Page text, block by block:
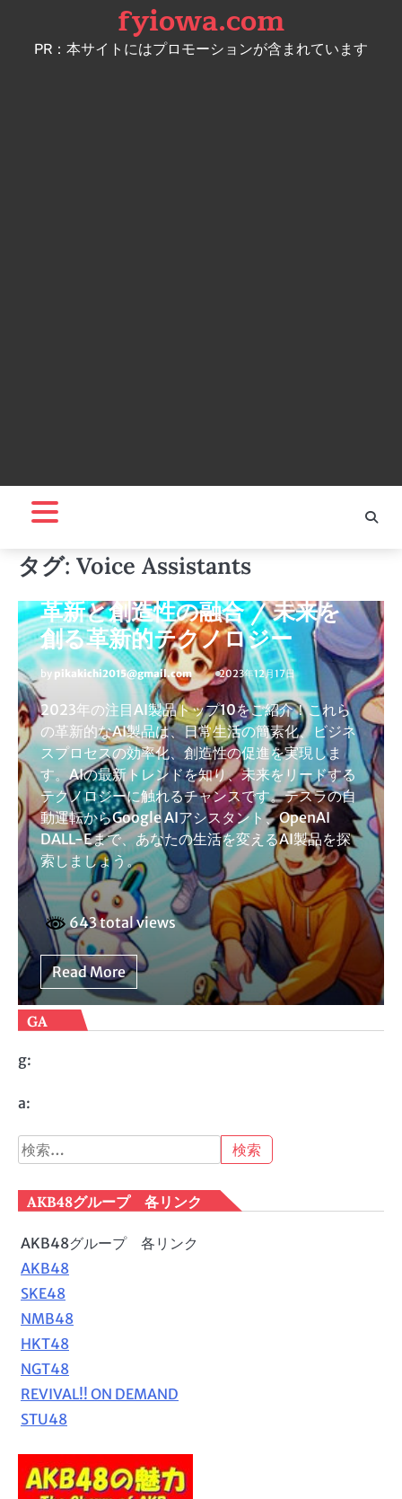
content
fyiowa.com
PR：本サイトにはプロモーションが含まれています
タグ: Voice Assistants
2023年の注目AI製品トップ10:
革新と創造性の融合 / 未来を
創る革新的テクノロジー
by pikakichi2015@gmail.com 2023年12月17日
2023年の注目AI製品トップ10をご紹介！これら
の革新的なAI製品は、日常生活の簡素化、ビジネ
スプロセスの効率化、創造性の促進を実現しま
す。AIの最新トレンドを知り、未来をリードする
テクノロジーに触れるチャンスです。テスラの自
動運転からGoogle AIアシスタント、OpenAI
DALL-Eまで、あなたの生活を変えるAI製品を探
索しましょう。
643 total views
Read More
GA
g:
a:
検
索:
AKB48グループ 各リンク
AKB48グループ 各リンク
AKB48
SKE48
NMB48
HKT48
NGT48
REVIVAL!! ON DEMAND
STU48